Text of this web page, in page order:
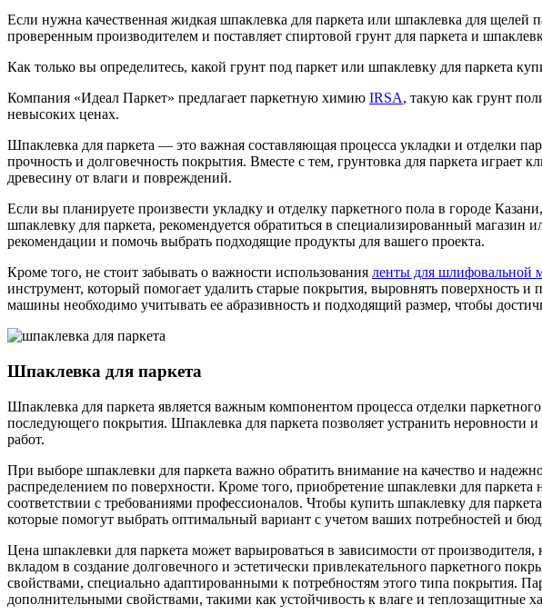
Если нужна качественная жидкая шпаклевка для паркета или шпаклевка для
проверенным производителем и поставляет спиртовой грунт для паркета и
Как только вы определитесь, какой грунт под паркет или шпаклевку для паркета
Компания «Идеал Паркет» предлагает паркетную химию IRSA, такую как грунт
невысоких ценах.
Шпаклевка для паркета — это важная составляющая процесса укладки и отделки
прочность и долговечность покрытия. Вместе с тем, грунтовка для паркета
древесину от влаги и повреждений.
Если вы планируете произвести укладку и отделку паркетного пола в городе
шпаклевку для паркета, рекомендуется обратиться в специализированный магазин
рекомендации и помочь выбрать подходящие продукты для вашего проекта.
Кроме того, не стоит забывать о важности использования ленты для шлифовальной
инструмент, который помогает удалить старые покрытия, выровнять поверхность
машины необходимо учитывать ее абразивность и подходящий размер, чтобы
Шпаклевка для паркета
Шпаклевка для паркета является важным компонентом процесса отделки
последующего покрытия. Шпаклевка для паркета позволяет устранить
работ.
При выборе шпаклевки для паркета важно обратить внимание на качество и
распределением по поверхности. Кроме того, приобретение шпаклевки для
соответствии с требованиями профессионалов. Чтобы купить шпаклевку для
которые помогут выбрать оптимальный вариант с учетом ваших потребностей и
Цена шпаклевки для паркета может варьироваться в зависимости от
вкладом в создание долговечного и эстетически привлекательного паркетного
свойствами, специально адаптированными к потребностям этого типа покрытия.
дополнительными свойствами, такими как устойчивость к влаге и теплозащитные